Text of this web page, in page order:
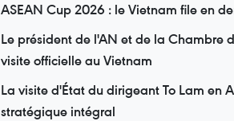
ASEAN Cup 2026 : le Vietnam file en
Le président de l'AN et de la Chambre
visite officielle au Vietnam
La visite d'État du dirigeant To Lam
stratégique intégral